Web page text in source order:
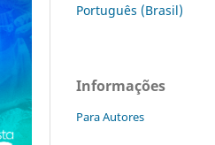
Português (Brasil)
Informações
Para Autores